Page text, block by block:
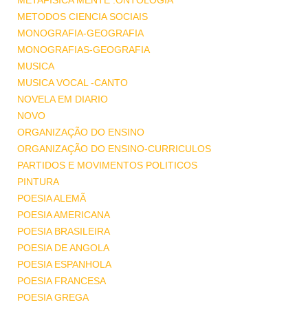
METODOS CIENCIA SOCIAIS
MONOGRAFIA-GEOGRAFIA
MONOGRAFIAS-GEOGRAFIA
MUSICA
MUSICA VOCAL -CANTO
NOVELA EM DIARIO
NOVO
ORGANIZAÇÃO DO ENSINO
ORGANIZAÇÃO DO ENSINO-CURRICULOS
PARTIDOS E MOVIMENTOS POLITICOS
PINTURA
POESIA ALEMÃ
POESIA AMERICANA
POESIA BRASILEIRA
POESIA DE ANGOLA
POESIA ESPANHOLA
POESIA FRANCESA
POESIA GREGA